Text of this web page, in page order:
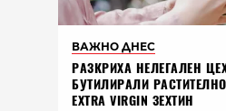
ВАЖНО ДНЕС
РАЗКРИХА НЕЛЕГАЛЕН
БУТИЛИРАЛИ
EXTRA VIRGIN ЗЕХТИН